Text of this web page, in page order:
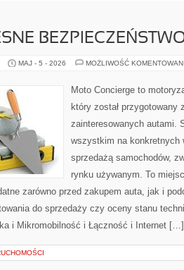
MAJ - 5 - 2026 MOŻLIWOŚĆ
Moto Concierge to
który został przygotowany
zainteresowanych autami.
wszystkim na konkretnych
sprzedażą samochodów,
rynku używanym. To
zarówno przed zakupem auta, jak i
do sprzedaży czy oceny stanu
i Mikromobilność i Łączność i Internet […]